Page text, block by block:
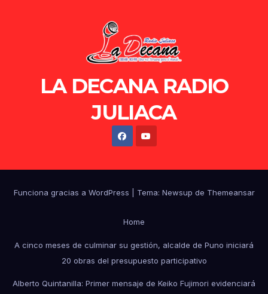
LA DECANA RADIO
JULIACA
Funciona gracias a WordPress Tema: Newsup de Themeansar
Home
A cinco meses de culminar su gestión, alcalde de Puno iniciará
20 obras del presupuesto participativo
Alberto Quintanilla: Primer mensaje de Keiko Fujimori evidenciará